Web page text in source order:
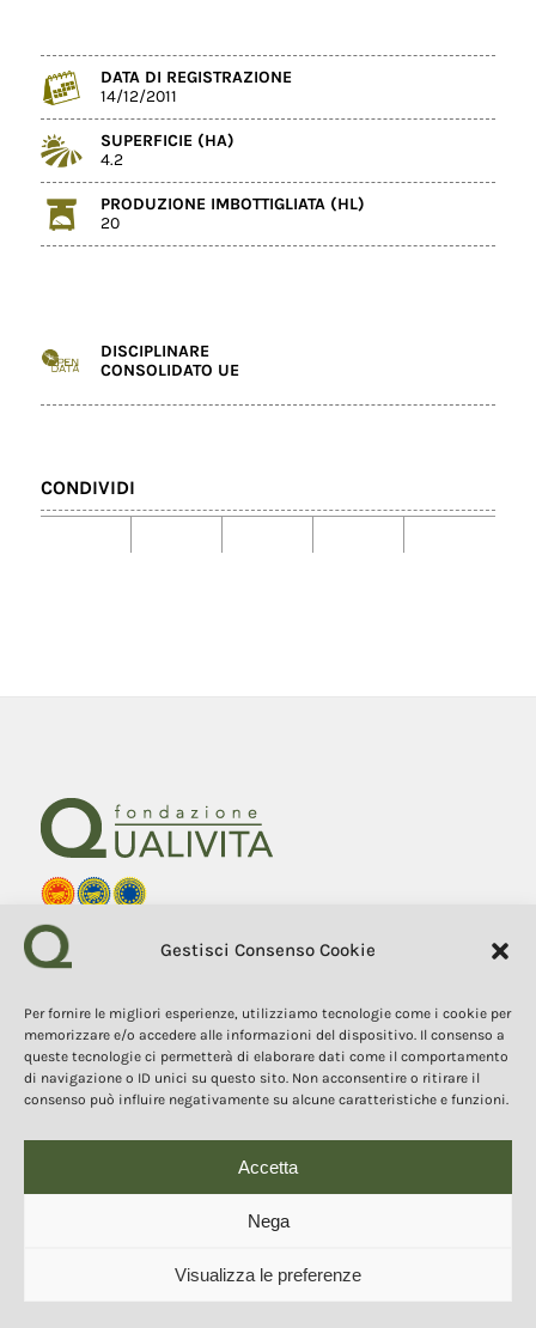
Gestisci Consenso Cookie
Per fornire le migliori esperienze, utilizziamo tecnologie come i cookie per
memorizzare e/o accedere alle informazioni del dispositivo. Il consenso a
queste tecnologie ci permetterà di elaborare dati come il comportamento
di navigazione o ID unici su questo sito. Non acconsentire o ritirare il
consenso può influire negativamente su alcune caratteristiche e funzioni.
Accetta
Nega
Visualizza le preferenze
DATA DI REGISTRAZIONE
14/12/2011
SUPERFICIE (HA)
4.2
PRODUZIONE IMBOTTIGLIATA (HL)
20
DISCIPLINARE
CONSOLIDATO UE
CONDIVIDI
Fondazione Qualivita
Sede Via Fontebranda 69
COPYRIGHT 2025
I contenuti, i testi e le immagini di questo sito web sono di
proprietà della Fondazione Qualivita e sono protetti dal diritto
d’autore e dalla normativa sulla proprietà intellettuale. È vietata la
qualsiasi forma, dei contenuti e delle immagini senza espressa